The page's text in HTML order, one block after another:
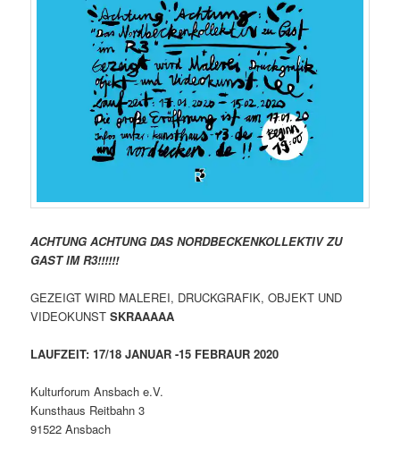
ACHTUNG ACHTUNG DAS NORDBECKENKOLLEKTIV ZU
GAST IM R3!!!!!!
GEZEIGT WIRD MALEREI, DRUCKGRAFIK, OBJEKT UND
VIDEOKUNSTSKRAAAAA
LAUFZEIT: 17/18 JANUAR -15 FEBRAUR 2020
Kulturforum Ansbach e.V.
Kunsthaus Reitbahn 3
91522 Ansbach